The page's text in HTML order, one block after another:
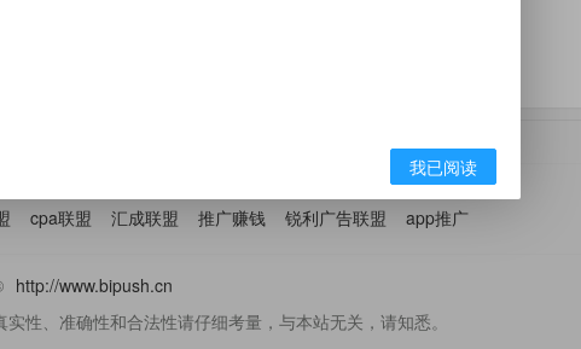
cpa联盟 汇成联盟 推广赚钱 锐利广告联盟 app推广
http://www.bipush.cn
性、准确性和合法性请仔细考量，与本站无关，请知悉。
我已阅读